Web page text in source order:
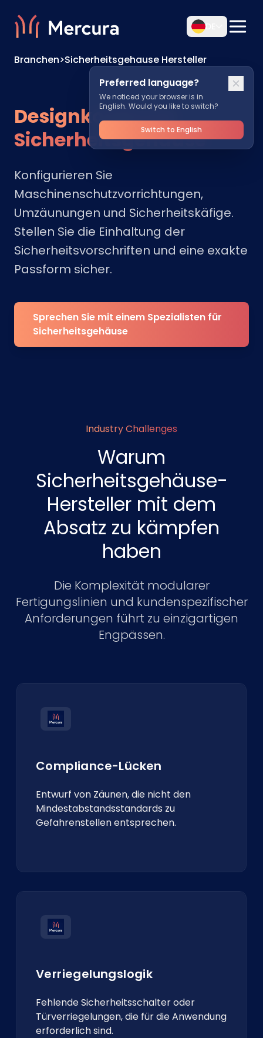
Preferred language?
We noticed your browser is in
English. Would you like to switch?
Switch to English
Branchen>Sicherheitsgehause Hersteller
Designkonforme
Sicherheitsgehäuse
Konfigurieren Sie
Maschinenschutzvorrichtungen,
Umzäunungen und Sicherheitskäfige.
Stellen Sie die Einhaltung der
Sicherheitsvorschriften und eine exakte
Passform sicher.
Sprechen Sie mit einem Spezialisten für
Sicherheitsgehäuse
Industry Challenges
Warum
Sicherheitsgehäuse-
Hersteller mit dem
Absatz zu kämpfen
haben
Die Komplexität modularer
Fertigungslinien und kundenspezifischer
Anforderungen führt zu einzigartigen
Engpässen.
Compliance-Lücken
Entwurf von Zäunen, die nicht den
Mindestabstandsstandards zu
Gefahrenstellen entsprechen.
Verriegelungslogik
Fehlende Sicherheitsschalter oder
Türverriegelungen, die für die Anwendung
erforderlich sind.